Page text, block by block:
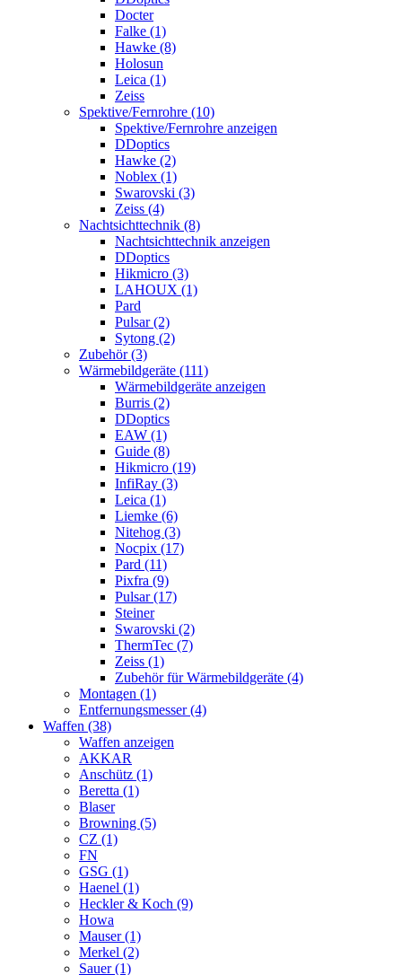
Docter
Falke (1)
Hawke (8)
Holosun
Leica (1)
Zeiss
Spektive/Fernrohre (10)
Spektive/Fernrohre anzeigen
DDoptics
Hawke (2)
Noblex (1)
Swarovski (3)
Zeiss (4)
Nachtsichttechnik (8)
Nachtsichttechnik anzeigen
DDoptics
Hikmicro (3)
LAHOUX (1)
Pard
Pulsar (2)
Sytong (2)
Zubehör (3)
Wärmebildgeräte (111)
Wärmebildgeräte anzeigen
Burris (2)
DDoptics
EAW (1)
Guide (8)
Hikmicro (19)
InfiRay (3)
Leica (1)
Liemke (6)
Nitehog (3)
Nocpix (17)
Pard (11)
Pixfra (9)
Pulsar (17)
Steiner
Swarovski (2)
ThermTec (7)
Zeiss (1)
Zubehör für Wärmebildgeräte (4)
Montagen (1)
Entfernungsmesser (4)
Waffen (38)
Waffen anzeigen
AKKAR
Anschütz (1)
Beretta (1)
Blaser
Browning (5)
CZ (1)
FN
GSG (1)
Haenel (1)
Heckler & Koch (9)
Howa
Mauser (1)
Merkel (2)
Sauer (1)